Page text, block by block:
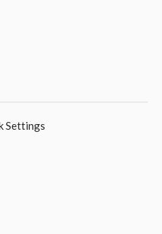
Settings